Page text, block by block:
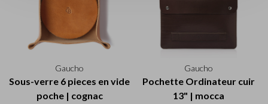
Gaucho
Sous-verre 6 pieces en vide
poche | cognac
Gaucho
Pochette Ordinateur cuir
13" | mocca